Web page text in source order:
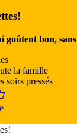
goûtent bon,
la famille
soirs pressés